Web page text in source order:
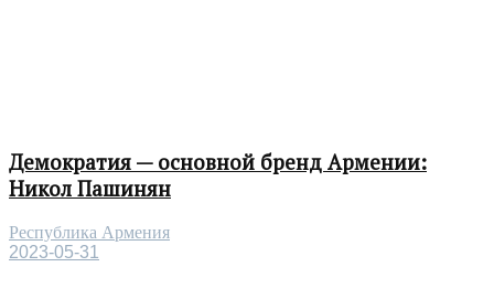
Демократия — основной бренд Армении:
Никол Пашинян
Республика Армения
2023-05-31